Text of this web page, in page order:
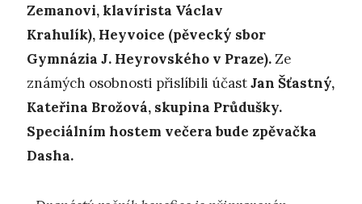
Zemanovi, klavírista Václav
Krahulík), Heyvoice (pěvecký sbor
Gymnázia J. Heyrovského v Praze).Ze
známých osobnosti přislíbili účastJan Šťastný,
Kateřina Brožová, skupina Průdušky.
Speciálním hostem večera bude zpěvačka
Dasha.